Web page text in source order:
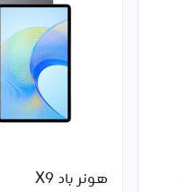
هونر باد X9